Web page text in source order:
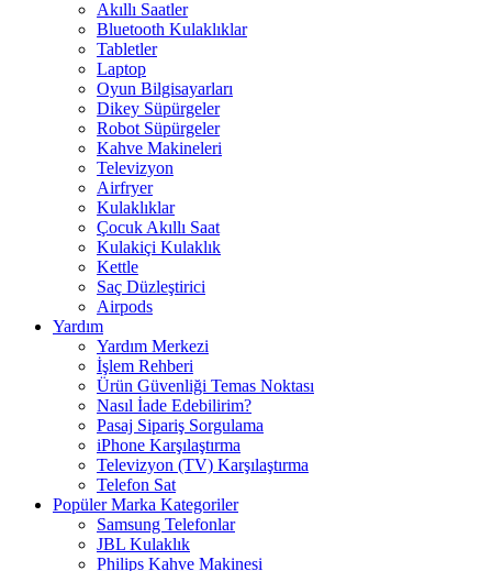
Akıllı Saatler
Bluetooth Kulaklıklar
Tabletler
Laptop
Oyun Bilgisayarları
Dikey Süpürgeler
Robot Süpürgeler
Kahve Makineleri
Televizyon
Airfryer
Kulaklıklar
Çocuk Akıllı Saat
Kulakiçi Kulaklık
Kettle
Saç Düzleştirici
Airpods
Yardım
Yardım Merkezi
İşlem Rehberi
Ürün Güvenliği Temas Noktası
Nasıl İade Edebilirim?
Pasaj Sipariş Sorgulama
iPhone Karşılaştırma
Televizyon (TV) Karşılaştırma
Telefon Sat
Popüler Marka Kategoriler
Samsung Telefonlar
JBL Kulaklık
Philips Kahve Makinesi